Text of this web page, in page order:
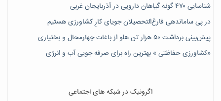
شناسایی ۴۷٠ گونه گیاهان دارویی در آذربایجان غربی
در پی ساماندهی فارغ‌التحصیلان جویای کارِ کشاورزی هستیم
پیش‎‌بینی برداشت ۵۰ هزار تن هلو از باغات چهارمحال و بختیاری
«کشاورزی حفاظتی » بهترین راه برای صرفه جویی آب و انرژی
اگرونیک در شبکه های اجتماعی